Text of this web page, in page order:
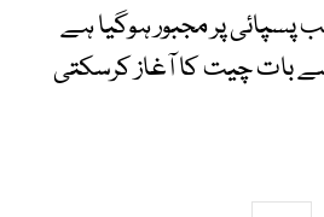
پر مجبور ہوگیا ہے
بات چیت کا آغاز کرسکتی